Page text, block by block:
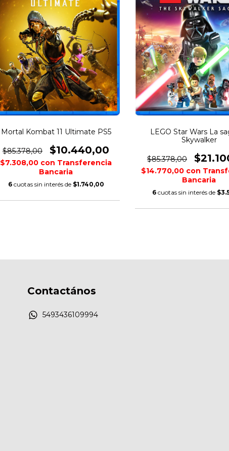
Mortal Kombat 11 Ultimate PS5
$85.378,00 $10.440,00
$7.308,00 con Transferencia
Bancaria
6 cuotas sin interés de $1.740,00
LEGO Star Wars La
Skywalker
$85.378,00
$14.770,00 con
Bancaria
6 cuotas sin interés de
Contactános
5493436109994